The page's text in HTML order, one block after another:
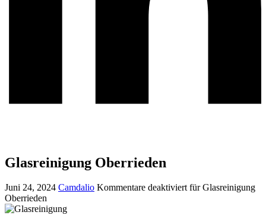
Glasreinigung Oberrieden
Juni 24, 2024 Camdalio Kommentare deaktiviertfür Glasreinigung
Oberrieden